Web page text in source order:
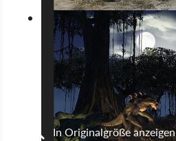
In Originalgröße anzeigen